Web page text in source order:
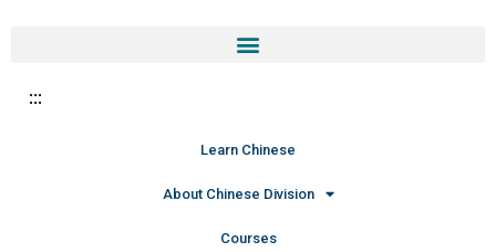
:::
Learn Chinese
About Chinese Division
Courses